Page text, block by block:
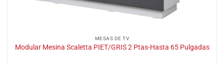
MESAS DE TV
Modular Mesina Scaletta PIET/GRIS 2 Ptas-Hasta 65 Pulgadas